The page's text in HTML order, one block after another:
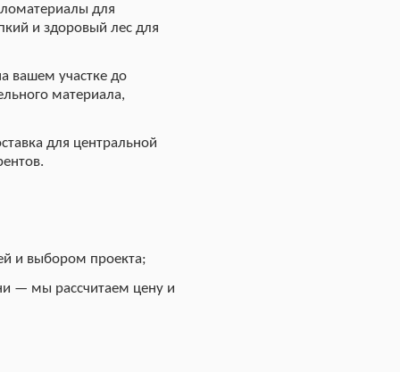
для
и здоровый лес для
вашем участке до
материала,
для центральной
и выбором проекта;
— мы рассчитаем цену и